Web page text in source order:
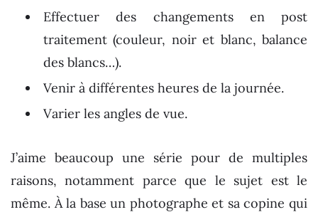
Effectuer des changements en post
traitement (couleur, noir et blanc, balance
des blancs…).
Venir à différentes heures de la journée.
Varier les angles de vue.
J’aime beaucoup une série pour de multiples
raisons, notamment parce que le sujet est le
même. À la base un photographe et sa copine qui